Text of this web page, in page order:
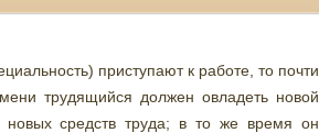
приступают к работе, то почти
трудящийся должен овладеть новой
новых средств труда; в то же время он